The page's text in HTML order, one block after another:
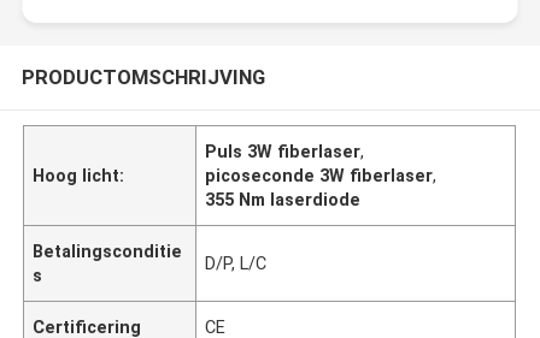
PRODUCTOMSCHRIJVING
Hoog licht:
Puls 3W fiberlaser,
picoseconde 3W fiberlaser,
355 Nm laserdiode
Betalingsconditie
s
D/P, L/C
Certificering CE